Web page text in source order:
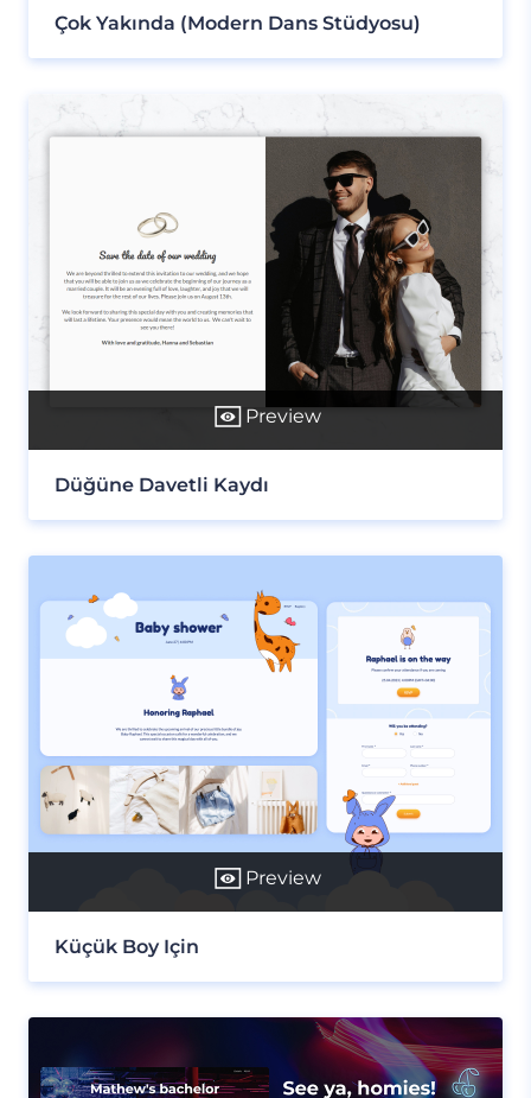
Çok Yakında (Modern Dans Stüdyosu)
Preview
Düğüne Davetli Kaydı
Preview
Küçük Boy Için